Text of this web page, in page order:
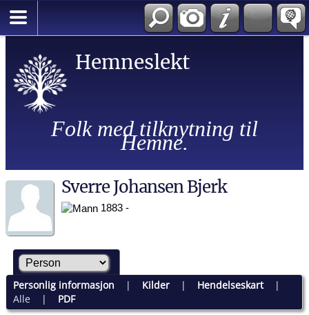
Hemneslekt
Folk med tilknytning til
Hemne.
Sverre Johansen Bjerk
1883 -
Personlig informasjon | Kilder| Hendelseskart|
Alle| PDF